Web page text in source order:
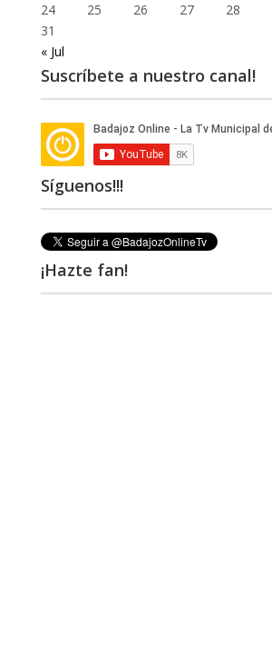
24
25 26 27 28
31
« Jul
Suscríbete a nuestro canal!
Síguenos!!!
¡Hazte fan!